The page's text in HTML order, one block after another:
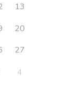
13
20
27
4